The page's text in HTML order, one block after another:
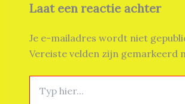
Laat een reactie achter
Je e-mailadres wordt niet
Vereiste velden zijn gemarkeerd
hier...